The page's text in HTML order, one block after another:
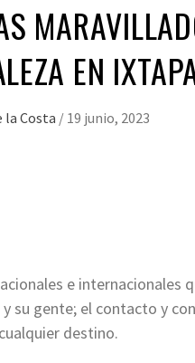
EN
la Costa / 19 junio, 2023
e internacionales
su gente; el contacto y
destino.